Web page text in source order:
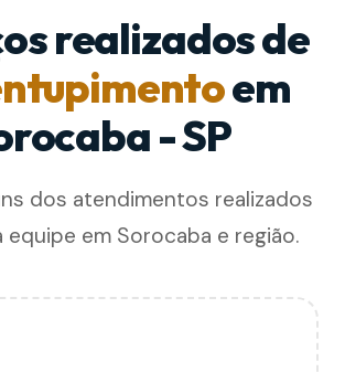
realizados de
em
- SP
dos atendimentos realizados
equipe em Sorocaba e região.